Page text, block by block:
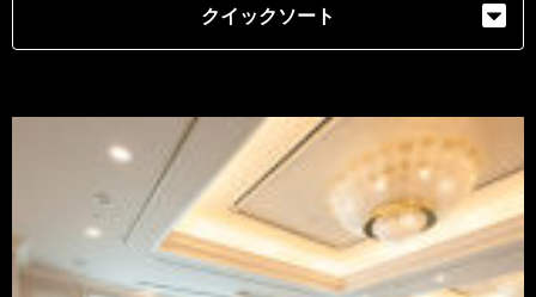
クイックソート